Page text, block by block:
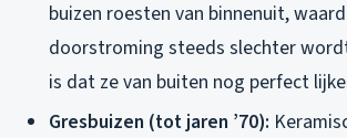
buizen roesten van binnenuit,
doorstroming steeds slechter
is dat ze van buiten nog perfect
Gresbuizen (tot jaren ’70):